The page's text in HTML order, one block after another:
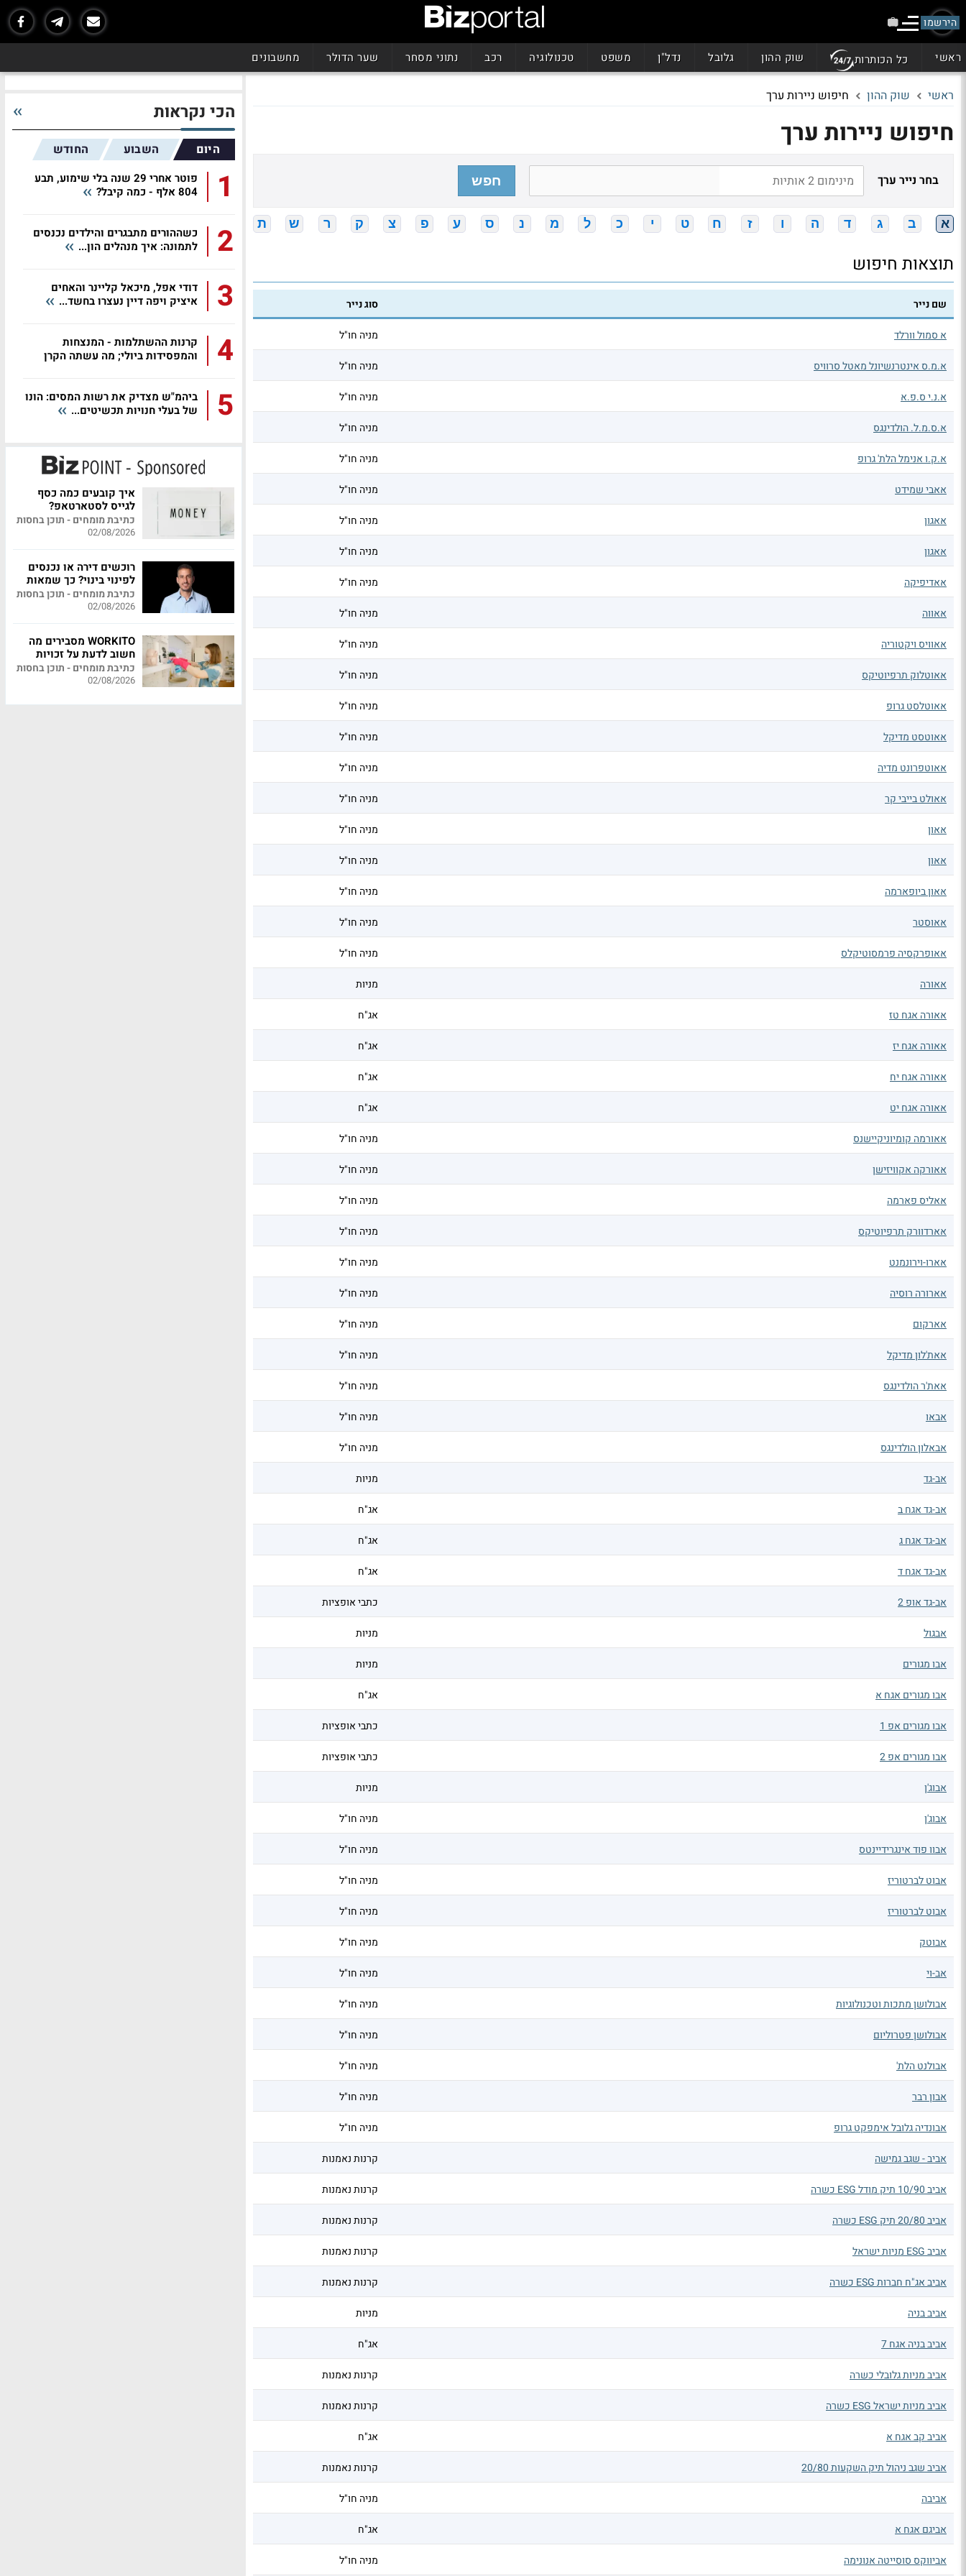
הירשמו
ראשי כל הכותרות שוק ההון גלובל נדל"ן משפט טכנולוגיה רכב נתוני מסחר שער הדולר מחשבונים
ראשי שוק ההון חיפוש ניירות ערך
חיפוש ניירות ערך
בחר נייר ערך חפש
א ב ג ד ה ו ז ח ט י כ ל מ נ ס ע פ צ ק ר ש ת
תוצאות חיפוש
שם נייר סוג נייר
א סמול וורלד מניה חו"ל
א.מ.ס אינטרנשיונל מאטל סרוויס מניה חו"ל
א.נ.י ס.פ.א מניה חו"ל
א.ס.מ.ל. הולדינגס מניה חו"ל
א.ק.ו אנימל הלת' גרופ מניה חו"ל
אאבי שמידט מניה חו"ל
אאגון מניה חו"ל
אאגון מניה חו"ל
אאדיפיקה מניה חו"ל
אאווה מניה חו"ל
אאוויס ויקטוריה מניה חו"ל
אאוטלוק תרפיוטיקס מניה חו"ל
אאוטלסט גרופ מניה חו"ל
אאוטסט מדיקל מניה חו"ל
אאוטפרונט מדיה מניה חו"ל
אאולט בייבי קר מניה חו"ל
אאון מניה חו"ל
אאון מניה חו"ל
אאון ביופארמה מניה חו"ל
אאוסטר מניה חו"ל
אאופרקסיה פרמסוטיקלס מניה חו"ל
אאורה מניות
אאורה אגח טז אג"ח
אאורה אגח יז אג"ח
אאורה אגח יח אג"ח
אאורה אגח יט אג"ח
אאורמה קומיוניקיישנס מניה חו"ל
אאורקה אקוויזישן מניה חו"ל
אאליס פארמה מניה חו"ל
אארדוורק תרפיוטיקס מניה חו"ל
אארו-וירונמנט מניה חו"ל
אארורה רוסיה מניה חו"ל
אארקום מניה חו"ל
אאת'לון מדיקל מניה חו"ל
אאת'ר הולדינגס מניה חו"ל
אבאו מניה חו"ל
אבאלון הולדינגס מניה חו"ל
אב-גד מניות
אב-גד אגח ב אג"ח
אב-גד אגח ג אג"ח
אב-גד אגח ד אג"ח
אב-גד אופ 2 כתבי אופציות
אבגול מניות
אבו מגורים מניות
אבו מגורים אגח א אג"ח
אבו מגורים אפ 1 כתבי אופציות
אבו מגורים אפ 2 כתבי אופציות
אבוג'ן מניות
אבוג'ן מניה חו"ל
אבוו פוד אינגרידיינטס מניה חו"ל
אבוט לברטוריז מניה חו"ל
אבוט לברטוריז מניה חו"ל
אבוטק מניה חו"ל
אב-וי מניה חו"ל
אבולושן מתכות וטכנולוגיות מניה חו"ל
אבולושן פטרוליום מניה חו"ל
אבולנט הלת' מניה חו"ל
אבון רבר מניה חו"ל
אבונדיה גלובל אימפקט גרופ מניה חו"ל
אביב - שגב גמישה קרנות נאמנות
אביב 10/90 תיק מודל ESG כשרה קרנות נאמנות
אביב 20/80 תיק ESG כשרה קרנות נאמנות
אביב ESG מניות ישראל קרנות נאמנות
אביב אג"ח חברות ESG כשרה קרנות נאמנות
אביב בניה מניות
אביב בניה אגח 7 אג"ח
אביב מניות גלובלי כשרה קרנות נאמנות
אביב מניות ישראל ESG כשרה קרנות נאמנות
אביב קב אגח א אג"ח
אביב שגב ניהול תיק השקעות 20/80 קרנות נאמנות
אביבה מניה חו"ל
אביגם אגח א אג"ח
אביווקס סוסייטה אנונימה מניה חו"ל
הכי נקראות
היום השבוע החודש
1
פוטר אחרי 29 שנה בלי שימוע, תבע
804 אלף - כמה קיבל?
2
כשההורים מתבגרים והילדים נכנסים
לתמונה: איך מנהלים הון...
3
דודי אפל, מיכאל קליינר והאחים
איציק ויפה דיין נעצרו בחשד...
4
קרנות ההשתלמות - המנצחות
והמפסידות ביולי; מה עשתה הקרן
5
ביהמ"ש מצדיק את רשות המסים: הונו
של בעלי חנויות תכשיטים...
איך קובעים כמה כסף
לגייס לסטארטאפ?
כתיבת מומחים - תוכן בחסות
02/08/2026
רוכשים דירה או נכנסים
לפינוי בינוי? כך שמאות
מקצועית יכולה לחסוך
לכם מאות אלפי שקלים
כתיבת מומחים - תוכן בחסות
02/08/2026
WORKITO מסבירים מה
חשוב לדעת על זכויות
עובדי משק בית
כתיבת מומחים - תוכן בחסות
02/08/2026